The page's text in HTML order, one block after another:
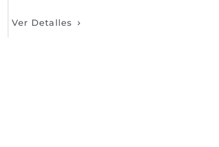
Ver Detalles